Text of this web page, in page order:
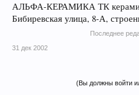
АЛЬФА-КЕРАМИКА ТК
Бибиревская улица, 8-А,
Последнее
31 дек 2002
(Вы должны войти